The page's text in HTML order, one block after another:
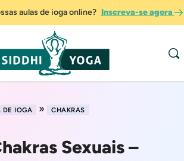
aulas de ioga online? Inscreva-se agora
DE IOGA » CHAKRAS
Sexuais –